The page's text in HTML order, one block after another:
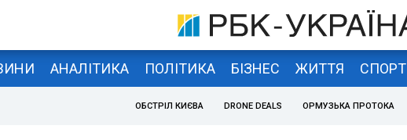
АНАЛІТИКА ПОЛІТИКА БІЗНЕС ЖИТТЯ СПОРТ
ОБСТРІЛ КИЄВА DRONE DEALS ОРМУЗЬКА ПРОТОКА